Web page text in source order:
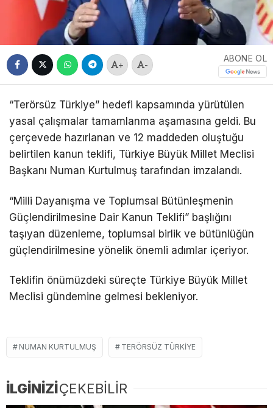
+ -
ABONE OL
“Terörsüz Türkiye” hedefi kapsamında yürütülen
yasal çalışmalar tamamlanma aşamasına geldi. Bu
çerçevede hazırlanan ve 12 maddeden oluştuğu
belirtilen kanun teklifi, Türkiye Büyük Millet Meclisi
Başkanı Numan Kurtulmuş tarafından imzalandı.
“Milli Dayanışma ve Toplumsal Bütünleşmenin
Güçlendirilmesine Dair Kanun Teklifi” başlığını
taşıyan düzenleme, toplumsal birlik ve bütünlüğün
güçlendirilmesine yönelik önemli adımlar içeriyor.
Teklifin önümüzdeki süreçte Türkiye Büyük Millet
Meclisi gündemine gelmesi bekleniyor.
NUMAN KURTULMUŞ TERÖRSÜZ TÜRKIYE
İLGİNİZİÇEKEBİLİR